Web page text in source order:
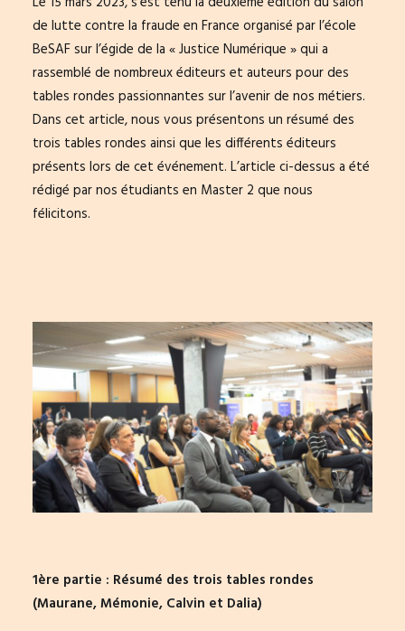
de lutte contre la fraude en France organisé par l’école
BeSAF sur l’égide de la « Justice Numérique » qui a
rassemblé de nombreux éditeurs et auteurs pour des
tables rondes passionnantes sur l’avenir de nos métiers.
Dans cet article, nous vous présentons un résumé des
trois tables rondes ainsi que les différents éditeurs
présents lors de cet événement. L’article ci-dessus a été
rédigé par nos étudiants en Master 2 que nous
félicitons.
1ère partie : Résumé des trois tables rondes
(Maurane,Mémonie, Calvin et Dalia)